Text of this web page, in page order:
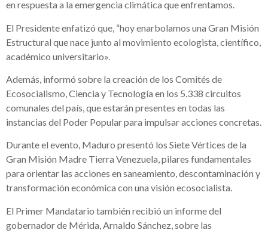
en respuesta a la emergencia climática que enfrentamos.
El Presidente enfatizó que, “hoy enarbolamos una Gran Misión
Estructural que nace junto al movimiento ecologista, científico,
académico universitario».
Además, informó sobre la creación de los Comités de
Ecosocialismo, Ciencia y Tecnología en los 5.338 circuitos
comunales del país, que estarán presentes en todas las
instancias del Poder Popular para impulsar acciones concretas.
Durante el evento, Maduro presentó los Siete Vértices de la
Gran Misión Madre Tierra Venezuela, pilares fundamentales
para orientar las acciones en saneamiento, descontaminación y
transformación económica con una visión ecosocialista.
El Primer Mandatario también recibió un informe del
gobernador de Mérida, Arnaldo Sánchez, sobre las